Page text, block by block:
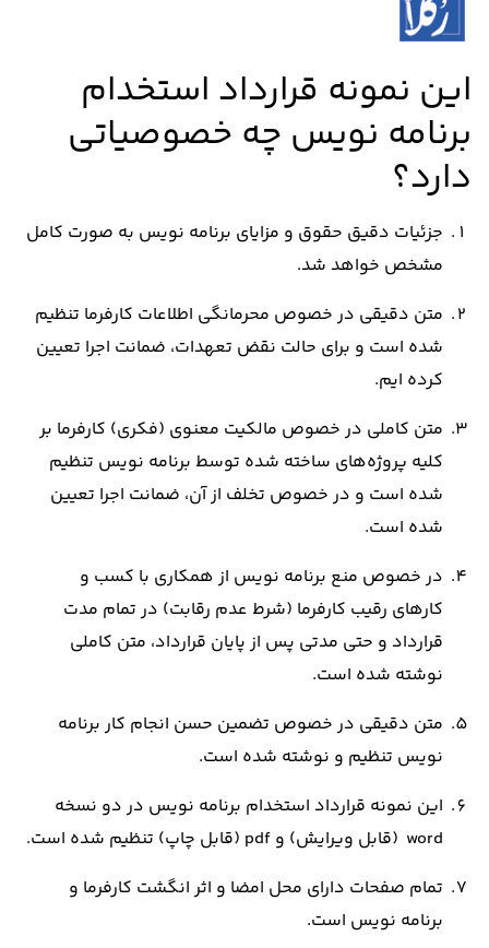
این نمونه قرارداد استخدام
برنامه نویس چه خصوصیاتی
دارد؟
جزئیات دقیق حقوق و مزایای برنامه نویس به صورت کامل
مشخص خواهد شد.
متن دقیقی در خصوص محرمانگی اطلاعات کارفرما تنظیم
شده است و برای حالت نقض تعهدات، ضمانت اجرا تعیین
کرده‌ ایم.
متن کاملی در خصوص مالکیت معنوی (فکری) کارفرما بر
کلیه پروژه‌های ساخته شده توسط برنامه نویس تنظیم
شده است و در خصوص تخلف از آن، ضمانت اجرا تعیین
شده است.
در خصوص منع برنامه نویس از همکاری با کسب و
کارهای رقیب کارفرما (شرط عدم رقابت) در تمام مدت
قرارداد و حتی مدتی پس از پایان قرارداد، متن کاملی
نوشته شده است.
متن دقیقی در خصوص تضمین حسن انجام کار برنامه
نویس تنظیم و نوشته شده است.
این نمونه قرارداد استخدام برنامه نویس در دو نسخه
word (قابل ویرایش) و pdf (قابل چاپ) تنظیم شده است.
تمام صفحات دارای محل امضا و اثر انگشت کارفرما و
برنامه نویس است.